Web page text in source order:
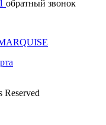
обратный звонок
Reserved